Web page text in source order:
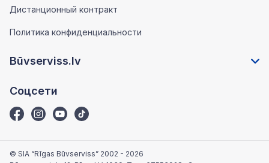
Дистанционный контракт
Политика конфиденциальности
Būvserviss.lv
Соцсети
© SIA “Rīgas Būvserviss” 2002 - 2026